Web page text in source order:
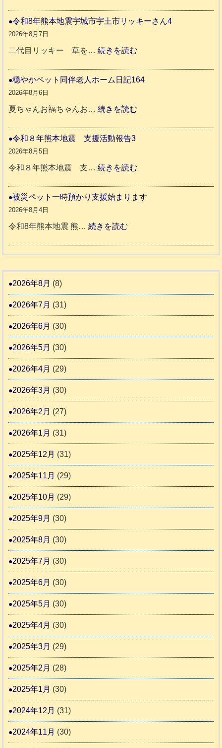
和
年
本
援
市
氷
令和8年熊本地震宇城市宇土市リッキーさん4
2026年8月7日
二代目リッキー 草を…続きを読む
和
城
市
市
ッ
さ
穏やかペット同伴老人ホーム日記164
2026年8月6日
夏ちゃんお福ちゃんお…続きを読む
ト
人
記
4
令和８年熊本地震 支援活動報告3
2026年8月5日
令和８年熊本地震 支…続きを読む
和
被災ペット一時預かり支援始まります
2026年8月4日
令和8年熊本地震 熊…続きを読む
災
ト
預
支
ま
2026年8月 (8)
2026年7月 (31)
2026年6月 (30)
2026年5月 (30)
2026年4月 (29)
2026年3月 (30)
2026年2月 (27)
2026年1月 (31)
2025年12月 (31)
2025年11月 (29)
2025年10月 (29)
2025年9月 (30)
2025年8月 (30)
2025年7月 (30)
2025年6月 (30)
2025年5月 (30)
2025年4月 (30)
2025年3月 (29)
2025年2月 (28)
2025年1月 (30)
2024年12月 (31)
2024年11月 (30)